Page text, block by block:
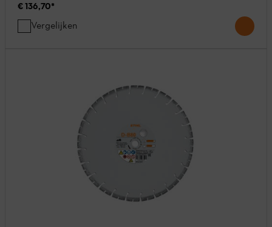
€ 136,70*
Vergelijken